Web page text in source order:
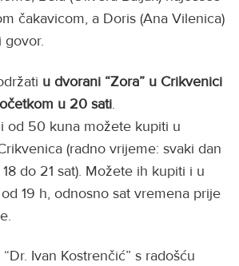
čakavicom, a Doris (Ana Vilenica)
govor.
u dvorani “Zora” u Crikvenici
u 20 sati.
od 50 kuna možete kupiti u
(radno vrijeme: svaki dan
do 21 sat). Možete ih kupiti i u
19 h, odnosno sat vremena prije
Ivan Kostrenčić” s radošću